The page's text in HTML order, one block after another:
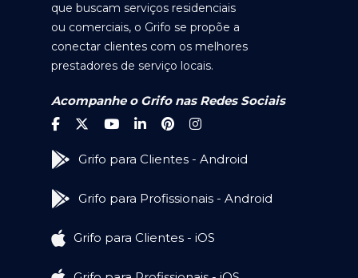
que buscam serviços residenciais
ou comerciais, o Grifo se propõe a
conectar clientes com os melhores
prestadores de serviço locais.
Acompanhe o Grifo nas Redes Sociais
Grifo para Clientes - Android
Grifo para Profissionais - Android
Grifo para Clientes - iOS